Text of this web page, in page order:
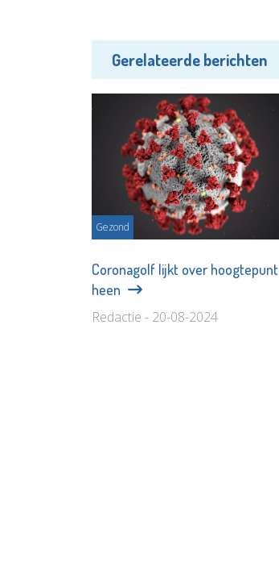
Gerelateerde berichten
Gezond
Coronagolf lijkt over hoogtepunt
heen
Redactie - 20-08-2024